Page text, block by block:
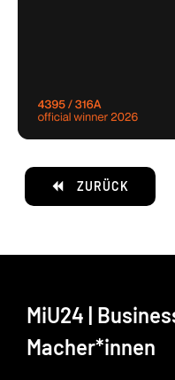
ZURÜCK
MiU24 |
Macher*innen